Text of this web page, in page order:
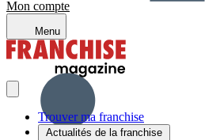
Mon compte
Menu
Trouver ma franchise
Actualités de la franchise